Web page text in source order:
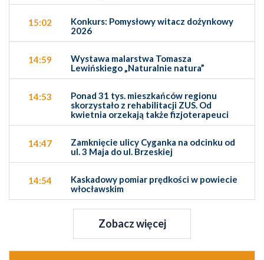
15:02
Konkurs: Pomysłowy witacz dożynkowy
2026
14:59
Wystawa malarstwa Tomasza
Lewińskiego „Naturalnie natura”
14:53
Ponad 31 tys. mieszkańców regionu
skorzystało z rehabilitacji ZUS. Od
kwietnia orzekają także fizjoterapeuci
14:47
Zamknięcie ulicy Cyganka na odcinku od
ul. 3 Maja do ul. Brzeskiej
14:54
Kaskadowy pomiar prędkości w powiecie
włocławskim
Zobacz więcej